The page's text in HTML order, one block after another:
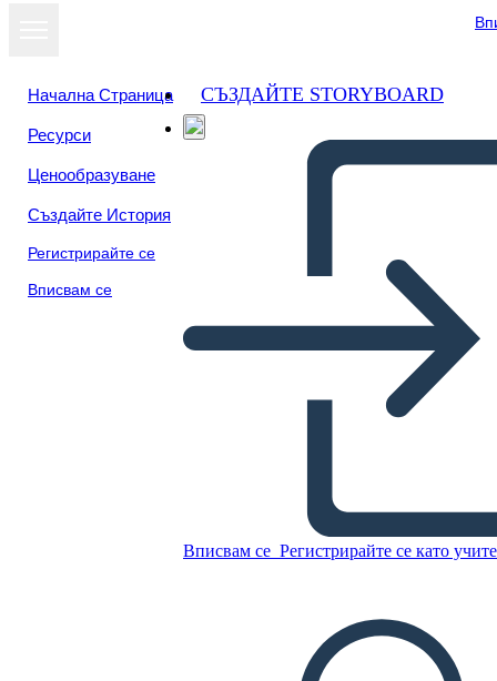
Начална Страница
Ресурси
Ценообразуване
Създайте История
Регистрирайте се
Вписвам се
СЪЗДАЙТЕ STORYBOARD
Вписвам се Регистрирайте се като
Personaggi Della Ragazza che
Beveva la Luna
Копирайте този Storyboard
СЪЗДАЙТЕ СЦЕНАРИЙ